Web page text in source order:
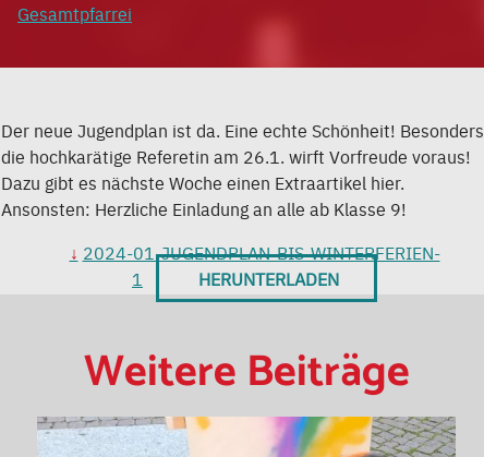
Gesamtpfarrei
Der neue Jugendplan ist da. Eine echte Schönheit! Besonders
die hochkarätige Referetin am 26.1. wirft Vorfreude voraus!
Dazu gibt es nächste Woche einen Extraartikel hier.
Ansonsten: Herzliche Einladung an alle ab Klasse 9!
2024-01-JUGENDPLAN-BIS-WINTERFERIEN-
1
HERUNTERLADEN
Weitere Beiträge